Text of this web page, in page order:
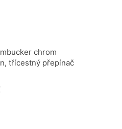
chrom
třícestný přepínač